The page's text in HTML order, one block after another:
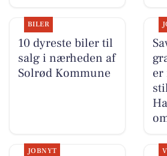
BILER
10 dyreste biler til
salg i nærheden af
Solrød Kommune
er
JOBNYT